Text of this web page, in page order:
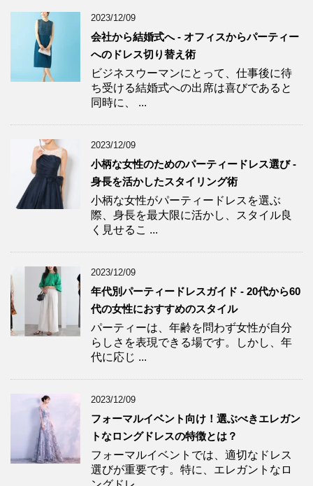
2023/12/09
会社から結婚式へ - オフィスからパーティー
へのドレス切り替え術
ビジネスウーマンにとって、仕事後に待
ち受ける結婚式への出席は喜びであると
同時に、 ...
2023/12/09
小柄な女性のためのパーティードレス選び -
身長を活かしたスタイリング術
小柄な女性がパーティードレスを選ぶ
際、身長を最大限に活かし、スタイル良
く見せるこ ...
2023/12/09
年代別パーティードレスガイド - 20代から60
代の女性におすすめのスタイル
パーティーは、年齢を問わず女性が自分
らしさを表現できる場です。しかし、年
代に応じ ...
2023/12/09
フォーマルイベント向け！選ぶべきエレガン
トなロングドレスの特徴とは？
フォーマルイベントでは、適切なドレス
選びが重要です。特に、エレガントなロ